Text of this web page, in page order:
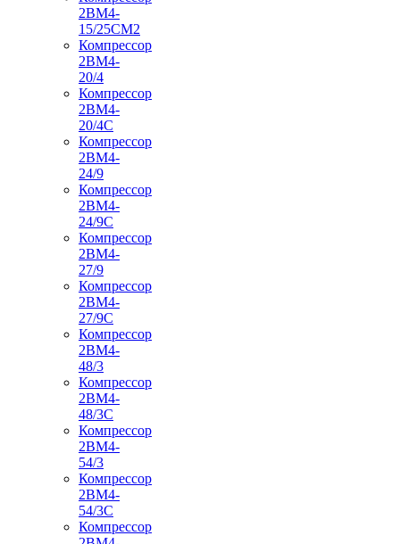
2ВМ4-
15/25СМ2
Компрессор
2ВМ4-
20/4
Компрессор
2ВМ4-
20/4С
Компрессор
2ВМ4-
24/9
Компрессор
2ВМ4-
24/9С
Компрессор
2ВМ4-
27/9
Компрессор
2ВМ4-
27/9С
Компрессор
2ВМ4-
48/3
Компрессор
2ВМ4-
48/3С
Компрессор
2ВМ4-
54/3
Компрессор
2ВМ4-
54/3С
Компрессор